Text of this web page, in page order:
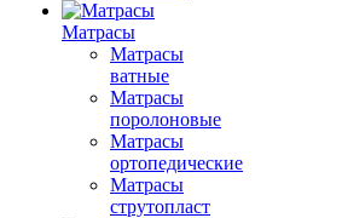
Матрасы
Матрасы
ватные
Матрасы
поролоновые
Матрасы
ортопедические
Матрасы
струтопласт